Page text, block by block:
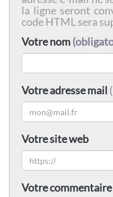
la ligne seront
code HTML sera
Votre nom
Votre adresse mail
Votre site web
Votre commentaire